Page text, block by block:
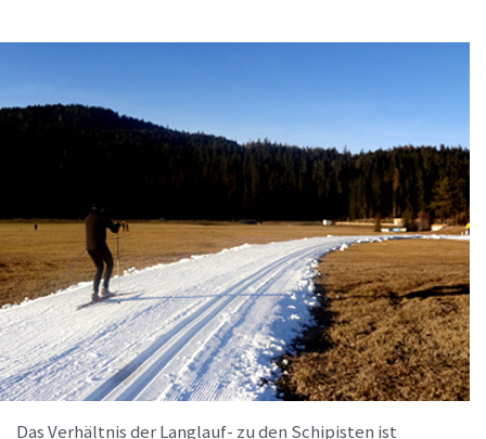
Das Verhältnis der Langlauf- zu den Schipisten ist